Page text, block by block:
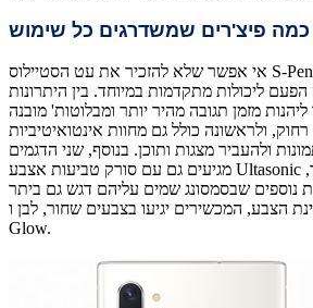
כמה פיצ'רים שמשדרגים כל שימוש
אי אפשר שלא להזכיר את עט הסטיילוס S-Pen, העט הנשלף בעל
ליכולות מתקדמות במיוחד. בין היתרונות
מזמן תגובה מהיר יותר ומבלוטות' מובנה
ולראשונה כולל גם מחוות אינטואיטיביות
ולהעביר מצגות ותוכן. בנוסף, שני הדגמים
מגיעים גם עם סורק טביעות אצבע Ultasonic שממוקם מתחת למסך,
נוספים שבסמסונג שמים עליהם דגש גם ביתר
הצבע, המכשירים יגיעו בצבעים שחור, לבן ו-
Glow.